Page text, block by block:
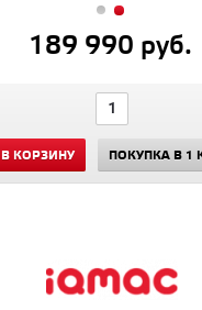
189 990 руб.
В КОРЗИНУ ПОКУПКА В 1